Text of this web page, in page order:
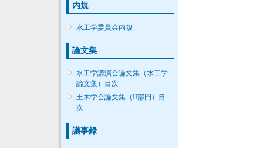
内規
水工学委員会内規
論文集
水工学講演会論文集（水工学
論文集）目次
土木学会論文集（II部門）目
次
議事録